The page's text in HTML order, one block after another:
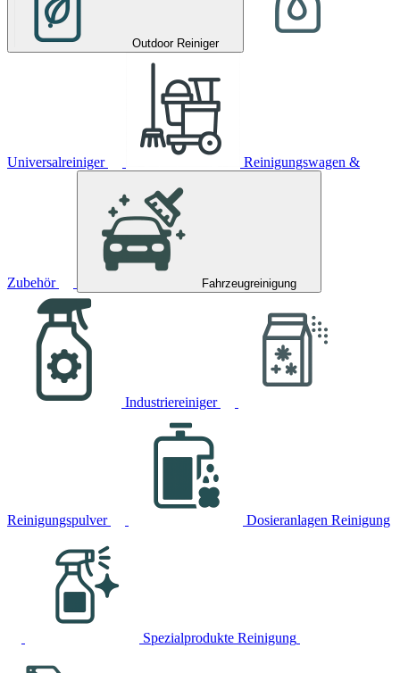
Outdoor Reiniger
Universalreiniger Reinigungswagen &
Zubehör Fahrzeugreinigung
Industriereiniger
Reinigungspulver Dosieranlagen Reinigung
Spezialprodukte Reinigung